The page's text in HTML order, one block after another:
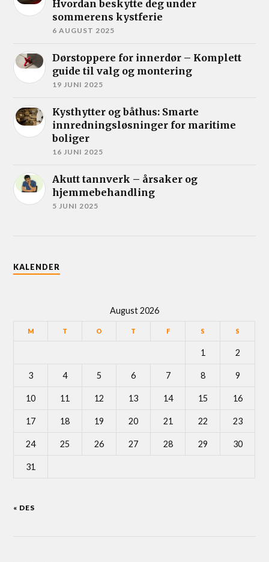
Hvordan beskytte deg under
sommerens kystferie
6 AUGUST 2025
Dørstoppere for innerdør – Komplett
guide til valg og montering
19 JUNI 2025
Kysthytter og båthus: Smarte
innredningsløsninger for maritime
boliger
16 JUNI 2025
Akutt tannverk – årsaker og
hjemmebehandling
5 JUNI 2025
KALENDER
August 2026
M T O T F S S
1 2
3 4 5 6 7 8 9
10 11 12 13 14 15 16
17 18 19 20 21 22 23
24 25 26 27 28 29 30
31
« DES